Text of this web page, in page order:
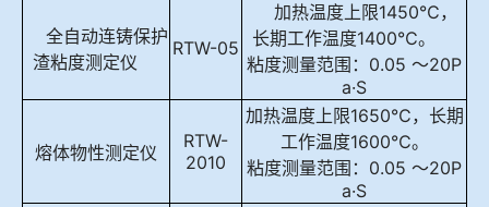
全自动连铸保护
渣粘度测定仪
RTW-05
加热温度上限1450℃，
长期工作温度1400℃。
粘度测量范围：0.05 ～20P
a·S
熔体物性测定仪
RTW-
2010
加热温度上限1650℃，长期
工作温度1600℃。
粘度测量范围：0.05 ～20P
a·S